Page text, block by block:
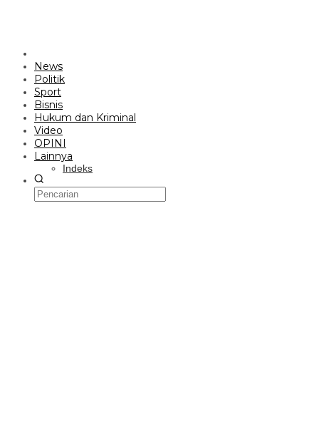
News
Politik
Sport
Bisnis
Hukum dan Kriminal
Video
OPINI
Lainnya
Indeks